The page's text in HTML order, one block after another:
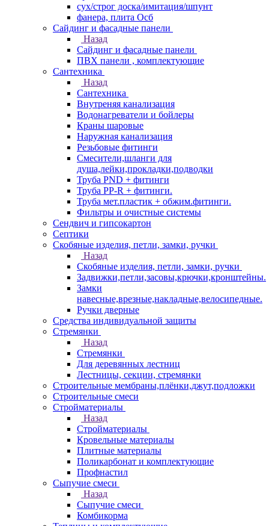
сух/строг доска/имитация/шпунт
фанера, плита Осб
Сайдинг и фасадные панели
Назад
Сайдинг и фасадные панели
ПВХ панели , комплектующие
Сантехника
Назад
Сантехника
Внутреняя канализация
Водонагреватели и бойлеры
Краны шаровые
Наружная канализация
Резьбовые фитинги
Смесители,шланги для
душа,лейки,прокладки,подводки
Труба PND + фитинги
Труба PP-R + фитинги.
Труба мет.пластик + обжим.фитинги.
Фильтры и очистные системы
Сендвич и гипсокартон
Септики
Скобяные изделия, петли, замки, ручки
Назад
Скобяные изделия, петли, замки, ручки
Задвижки,петли,засовы,крючки,кронштейны.
Замки
навесные,врезные,накладные,велосипедные.
Ручки дверные
Средства индивидуальной защиты
Стремянки
Назад
Стремянки
Для деревянных лестниц
Лестницы, секции, стремянки
Строительные мембраны,плёнки,джут,подложки
Строительные смеси
Стройматериалы
Назад
Стройматериалы
Кровельные материалы
Плитные материалы
Поликарбонат и комплектующие
Профнастил
Сыпучие смеси
Назад
Сыпучие смеси
Комбикорма